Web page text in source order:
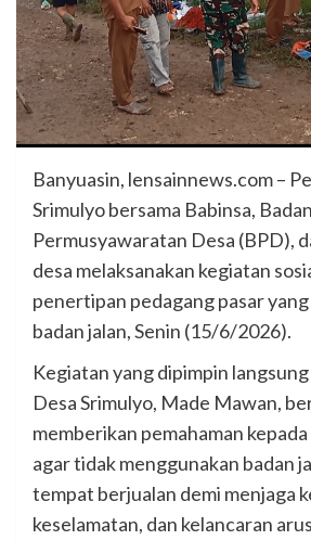
Banyuasin, lensainnews.com –
Srimulyo bersama Babinsa, Badan
Permusyawaratan Desa (BPD),
desa melaksanakan kegiatan
penertipan pedagang pasar
badan jalan, Senin (15/6/2026).
Kegiatan yang dipimpin
Desa Srimulyo, Made Mawan,
memberikan pemahaman
agar tidak menggunakan badan
tempat berjualan demi menjaga
keselamatan, dan kelancaran